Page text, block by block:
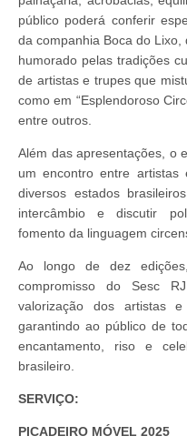
público poderá conferir
da companhia Boca do
humorado pelas tradições
de artistas e trupes que
como em “Esplendoroso
entre outros.
Além das apresentações, o
um encontro entre
diversos estados
intercâmbio e discutir
fomento da linguagem
Ao longo de dez
compromisso do Sesc
valorização dos artistas
garantindo ao público de
encantamento, riso e
brasileiro.
SERVIÇO:
PICADEIRO MÓVEL 2025